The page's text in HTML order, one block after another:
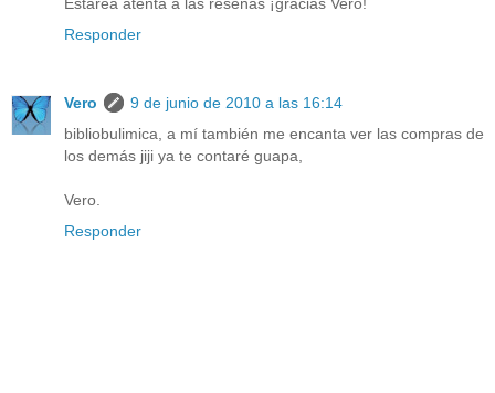
Responder
Vero
9 de junio de 2010 a las 16:14
bibliobulimica, a mí también me encanta ver las compras de
los demás jiji ya te contaré guapa,
Vero.
Responder